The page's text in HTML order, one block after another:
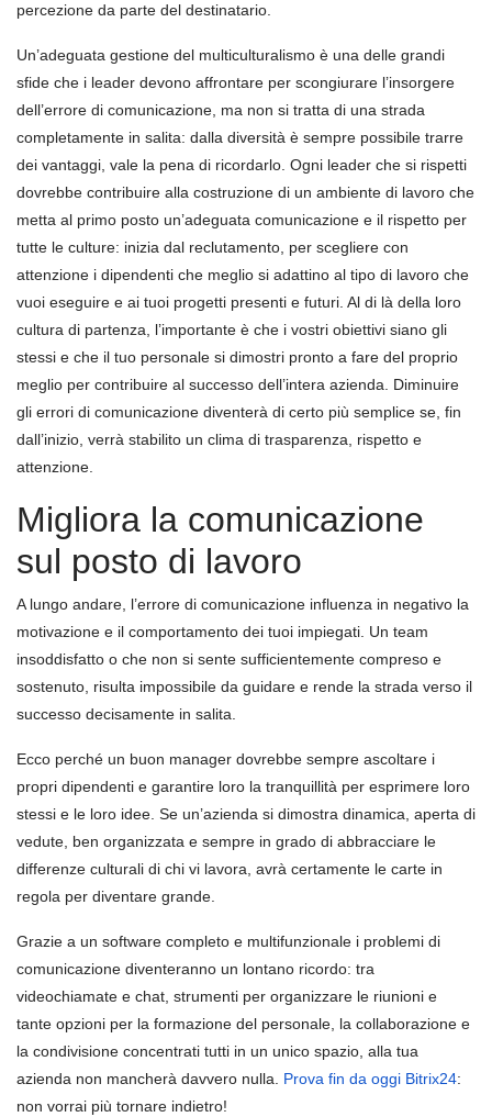
percezione da parte del destinatario.
Un’adeguata gestione del multiculturalismo è una delle grandi
sfide che i leader devono affrontare per scongiurare l’insorgere
dell’errore di comunicazione, ma non si tratta di una strada
completamente in salita: dalla diversità è sempre possibile trarre
dei vantaggi, vale la pena di ricordarlo. Ogni leader che si rispetti
dovrebbe contribuire alla costruzione di un ambiente di lavoro che
metta al primo posto un’adeguata comunicazione e il rispetto per
tutte le culture: inizia dal reclutamento, per scegliere con
attenzione i dipendenti che meglio si adattino al tipo di lavoro che
vuoi eseguire e ai tuoi progetti presenti e futuri. Al di là della loro
cultura di partenza, l’importante è che i vostri obiettivi siano gli
stessi e che il tuo personale si dimostri pronto a fare del proprio
meglio per contribuire al successo dell’intera azienda. Diminuire
gli errori di comunicazione diventerà di certo più semplice se, fin
dall’inizio, verrà stabilito un clima di trasparenza, rispetto e
attenzione.
Migliora la comunicazione
sul posto di lavoro
A lungo andare, l’errore di comunicazione influenza in negativo la
motivazione e il comportamento dei tuoi impiegati. Un team
insoddisfatto o che non si sente sufficientemente compreso e
sostenuto, risulta impossibile da guidare e rende la strada verso il
successo decisamente in salita.
Ecco perché un buon manager dovrebbe sempre ascoltare i
propri dipendenti e garantire loro la tranquillità per esprimere loro
stessi e le loro idee. Se un’azienda si dimostra dinamica, aperta di
vedute, ben organizzata e sempre in grado di abbracciare le
differenze culturali di chi vi lavora, avrà certamente le carte in
regola per diventare grande.
Grazie a un software completo e multifunzionale i problemi di
comunicazione diventeranno un lontano ricordo: tra
videochiamate e chat, strumenti per organizzare le riunioni e
tante opzioni per la formazione del personale, la collaborazione e
la condivisione concentrati tutti in un unico spazio, alla tua
azienda non mancherà davvero nulla. Prova fin da oggi Bitrix24:
non vorrai più tornare indietro!